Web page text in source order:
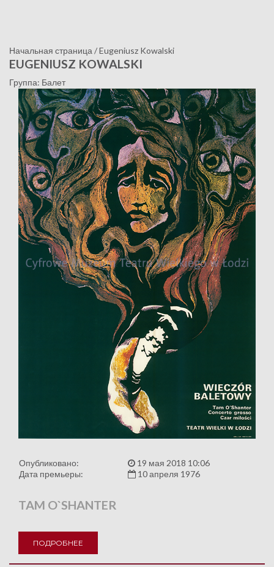
Начальная страница /Eugeniusz Kowalski
EUGENIUSZ KOWALSKI
Группа: Балет
Опубликовано:
19 мая 2018 10:06
Дата премьеры:
10 апреля 1976
TAM O`SHANTER
ПОДРОБНЕЕ